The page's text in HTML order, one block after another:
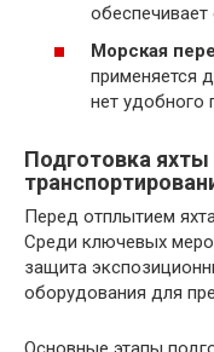
обеспечивает
Морская
применяется
нет удобного
Подготовка
Перед отплытием
Среди ключевых
защита
оборудования для